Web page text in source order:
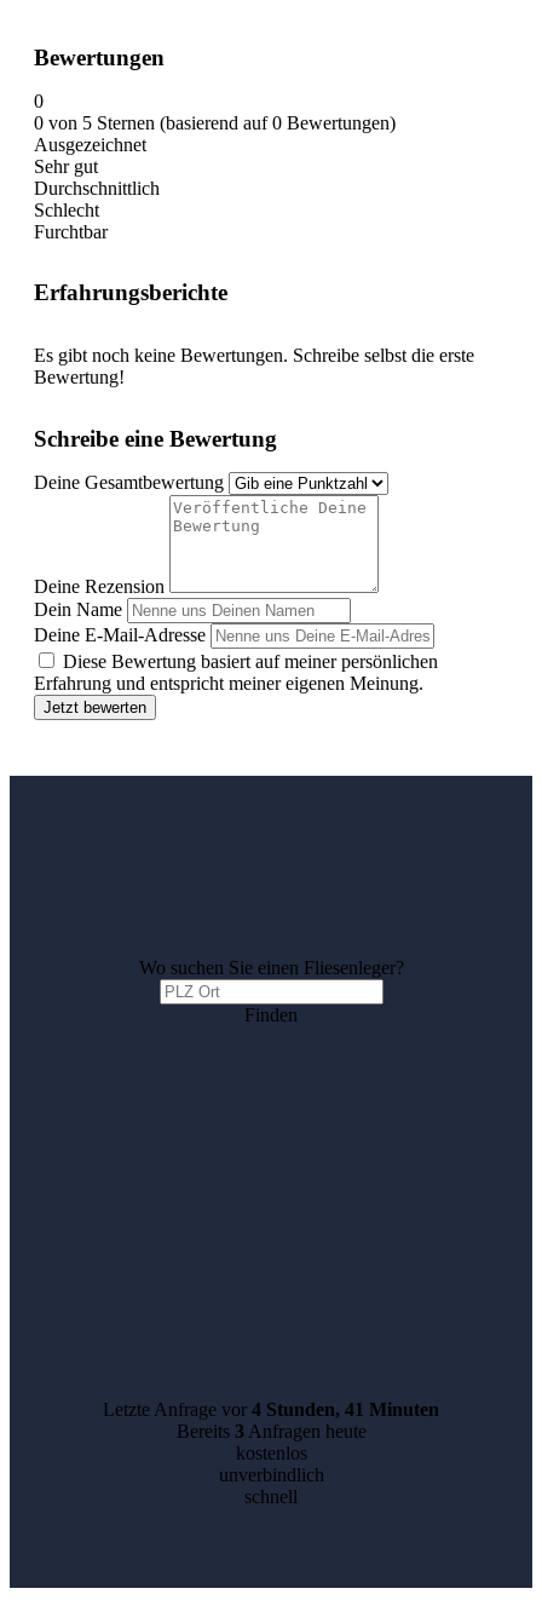
Bewertungen
0
0 von 5 Sternen (basierend auf 0 Bewertungen)
Ausgezeichnet
Sehr gut
Durchschnittlich
Schlecht
Furchtbar
Erfahrungsberichte
Es gibt noch keine Bewertungen. Schreibe selbst die erste
Bewertung!
Schreibe eine Bewertung
Deine Gesamtbewertung
Deine Rezension
Dein Name
Deine E-Mail-Adresse
Diese Bewertung basiert auf meiner persönlichen
Erfahrung und entspricht meiner eigenen Meinung.
Jetzt bewerten
Wo suchen Sie einen Fliesenleger?
Finden
Letzte Anfrage vor 4 Stunden, 41 Minuten
Bereits 3Anfragen heute
kostenlos
unverbindlich
schnell